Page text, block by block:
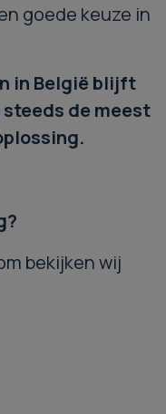
goede keuze in
in België blijft
de meest
bekijken wij